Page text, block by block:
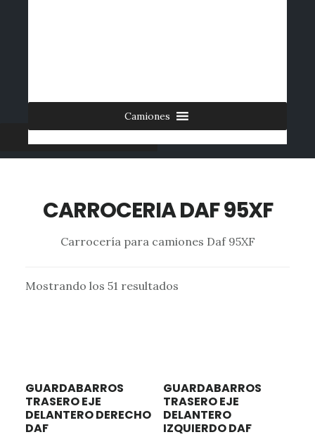
Camiones
CARROCERIA DAF 95XF
Carrocería para camiones Daf 95XF
Mostrando los 51 resultados
GUARDABARROS
TRASERO EJE
DELANTERO DERECHO
DAF
GUARDABARROS
TRASERO EJE
DELANTERO
IZQUIERDO DAF